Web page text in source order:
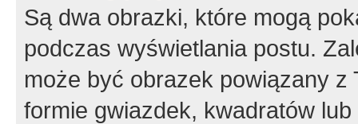
Są dwa obrazki, które mogą
podczas wyświetlania postu.
może być obrazek powiązany z
formie gwiazdek, kwadratów